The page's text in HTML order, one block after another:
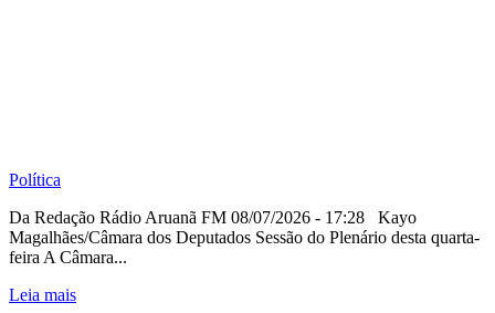
Política
Da Redação Rádio Aruanã FM 08/07/2026 - 17:28 Kayo
Magalhães/Câmara dos Deputados Sessão do Plenário desta quarta-
feira A Câmara...
Leia mais